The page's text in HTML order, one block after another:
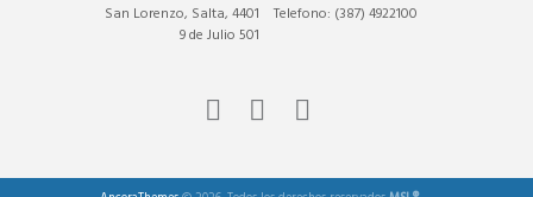
Telefono: (387) 4922100
San Lorenzo, Salta, 4401
9 de Julio 501